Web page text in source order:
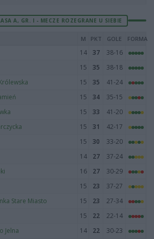
A, GR. I - MECZE ROZEGRANE U SIEBIE
M PKT GOLE FORMA
14 37
38-16
15 35
38-18
15 35
41-24
15 34
35-15
15 33
41-20
15 31
42-17
15 30
33-20
14 27
37-24
16 27
30-29
15 23
37-27
Stare Miasto 15 23
27-34
15 22
22-14
Jelna 14 22
30-23